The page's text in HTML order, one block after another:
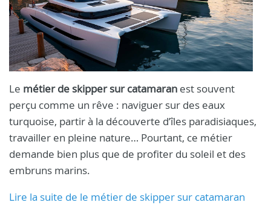
Le métier de skipper sur catamaran est souvent
perçu comme un rêve : naviguer sur des eaux
turquoise, partir à la découverte d’îles paradisiaques,
travailler en pleine nature… Pourtant, ce métier
demande bien plus que de profiter du soleil et des
embruns marins.
Lire la suite de le métier de skipper sur catamaran